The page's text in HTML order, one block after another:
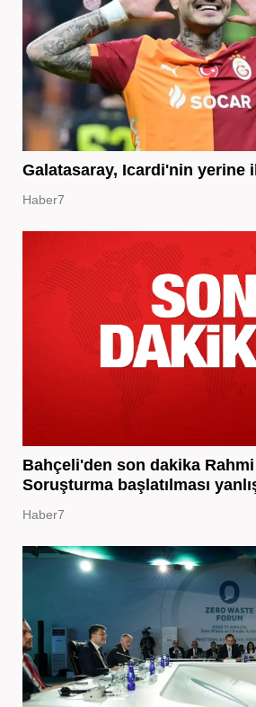
Galatasaray, Icardi'nin yerine
Haber7
Bahçeli'den son dakika Rahmi
Soruşturma başlatılması
Haber7